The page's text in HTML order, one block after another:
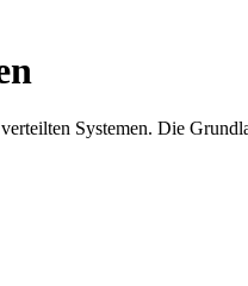
Systemen. Die